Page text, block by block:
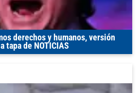
derechos y humanos, versión
tapa de NOTICIAS